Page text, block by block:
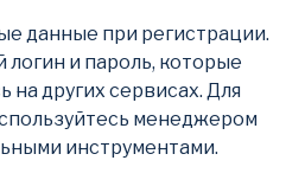
данные при регистрации.
и пароль, которые
на других сервисах. Для
менеджером
инструментами.